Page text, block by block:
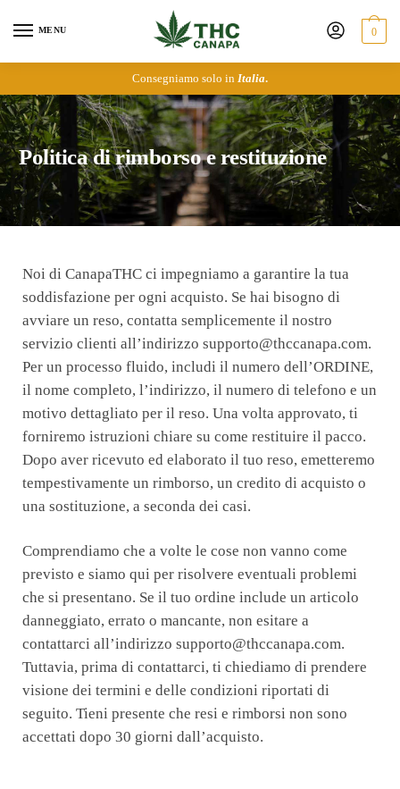
MENU 0
Consegniamo solo in Italia.
Politica di rimborso e restituzione
Noi di CanapaTHC ci impegniamo a garantire la tua
soddisfazione per ogni acquisto. Se hai bisogno di
avviare un reso, contatta semplicemente il nostro
servizio clienti all’indirizzo supporto@thccanapa.com.
Per un processo fluido, includi il numero dell’ORDINE,
il nome completo, l’indirizzo, il numero di telefono e un
motivo dettagliato per il reso. Una volta approvato, ti
forniremo istruzioni chiare su come restituire il pacco.
Dopo aver ricevuto ed elaborato il tuo reso, emetteremo
tempestivamente un rimborso, un credito di acquisto o
una sostituzione, a seconda dei casi.
Comprendiamo che a volte le cose non vanno come
previsto e siamo qui per risolvere eventuali problemi
che si presentano. Se il tuo ordine include un articolo
danneggiato, errato o mancante, non esitare a
contattarci all’indirizzo supporto@thccanapa.com.
Tuttavia, prima di contattarci, ti chiediamo di prendere
visione dei termini e delle condizioni riportati di
seguito. Tieni presente che resi e rimborsi non sono
accettati dopo 30 giorni dall’acquisto.